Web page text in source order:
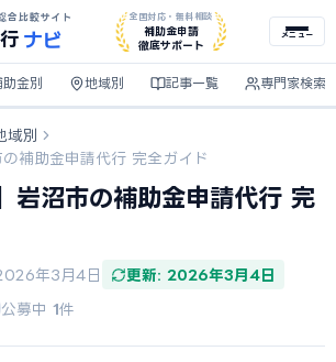
合比較サイト
ナビ
全国対応・無料相談
補助金申請
徹底サポート
メニュー
助金別 地域別 記事一覧 専門家検索
域別
補助金申請代行 完全ガイド
岩沼市の補助金申請代行 完
年3月4日 更新: 2026年3月4日
公募中 1件